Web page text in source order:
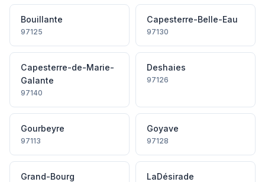
Bouillante
97125
Capesterre-Belle-Eau
97130
Capesterre-de-Marie-
Galante
97140
Deshaies
97126
Gourbeyre
97113
Goyave
97128
Grand-Bourg LaDésirade